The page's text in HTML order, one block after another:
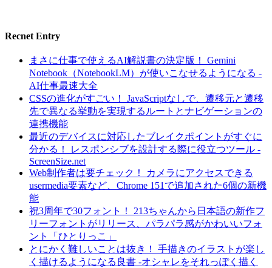
Recnet Entry
まさに仕事で使えるAI解説書の決定版！ Gemini
Notebook（NotebookLM）が使いこなせるようになる -
AI仕事最速大全
CSSの進化がすごい！ JavaScriptなしで、遷移元と遷移
先で異なる挙動を実現するルートとナビゲーションの
連携機能
最近のデバイスに対応したブレイクポイントがすぐに
分かる！ レスポンシブを設計する際に役立つツール -
ScreenSize.net
Web制作者は要チェック！ カメラにアクセスできる
usermedia要素など、Chrome 151で追加された6個の新機
能
祝3周年で30フォント！ 213ちゃんから日本語の新作フ
リーフォントがリリース、パラパラ感がかわいいフォ
ント「ひとりっこ」
とにかく難しいことは抜き！ 手描きのイラストが楽し
く描けるようになる良書 -オシャレをそれっぽく描く